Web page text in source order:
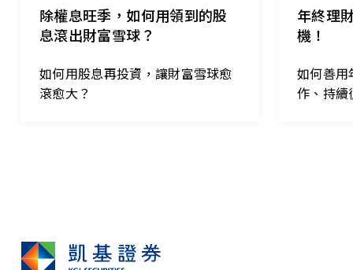
除權息旺季，如何用領到的股
息滾出財富雪球？
如何用股息再投資，讓財富雪球愈
滾愈大？
年終理
機！
如何善用
作、持續